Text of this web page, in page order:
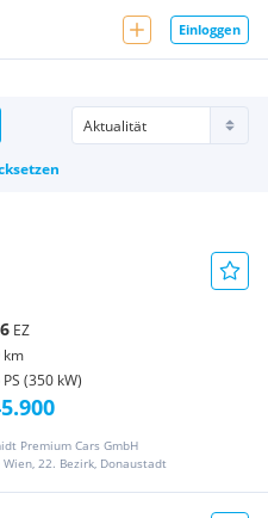
Einloggen
EZ
km
PS (350 kW)
Premium Cars GmbH
Wien, 22. Bezirk, Donaustadt